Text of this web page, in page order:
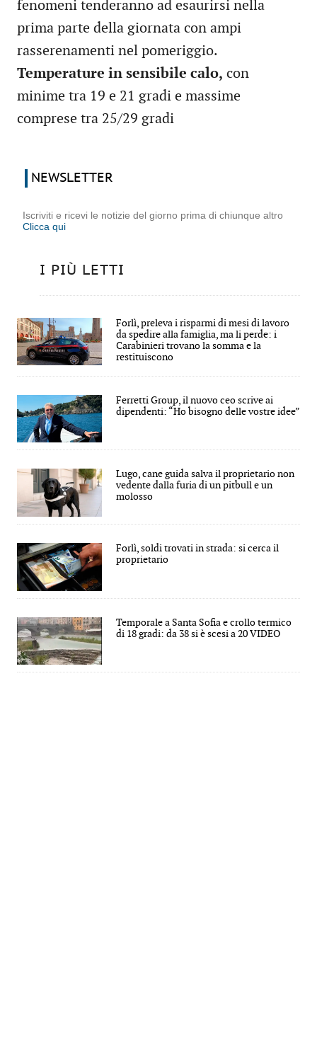
fenomeni tenderanno ad esaurirsi nella
prima parte della giornata con ampi
rasserenamenti nel pomeriggio.
Temperature in sensibile calo, con
minime tra 19 e 21 gradi e massime
comprese tra 25/29 gradi
NEWSLETTER
Iscriviti e ricevi le notizie del giorno prima di chiunque altro
Clicca qui
I PIÙ LETTI
Forlì, preleva i risparmi di mesi di lavoro
da spedire alla famiglia, ma li perde: i
Carabinieri trovano la somma e la
restituiscono
Ferretti Group, il nuovo ceo scrive ai
dipendenti: “Ho bisogno delle vostre idee”
Lugo, cane guida salva il proprietario non
vedente dalla furia di un pitbull e un
molosso
Forlì, soldi trovati in strada: si cerca il
proprietario
Temporale a Santa Sofia e crollo termico
di 18 gradi: da 38 si è scesi a 20 VIDEO